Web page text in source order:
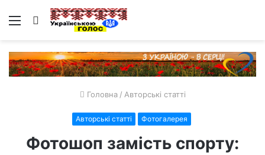
Меню Пошук
Головна / Авторські статті
Авторські статті Фотогалерея
Фотошоп замість спорту: